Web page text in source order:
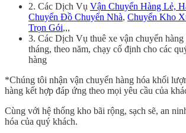
2. Các Dịch Vụ Vận Chuyển Hàng Lẻ,
Chuyển Đồ Chuyển Nhà, Chuyển Kho
Trọn Gói,,,
3. Các Dịch Vụ thuê xe vận chuyển hàng
tháng, theo năm, chạy cố định cho các
hàng
*Chúng tôi nhận vận chuyển hàng hóa khối
hàng kết hợp đáp ứng theo mọi yêu cầu của
Cùng với hệ thống kho bãi rộng, sạch sẽ, an
hóa của quý khách.